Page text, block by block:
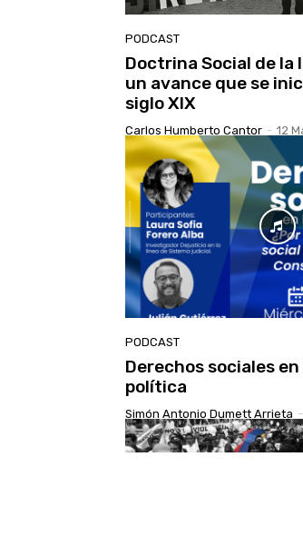
PODCAST
Doctrina Social de la
un avance que se
siglo XIX
Carlos Humberto Cantor - 12
PODCAST
Derechos sociales
política
Simón Antonio Dumett Arrieta -